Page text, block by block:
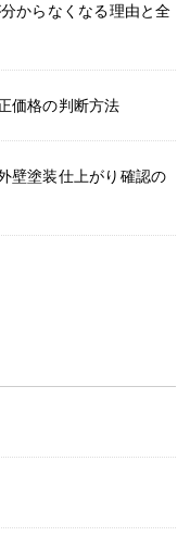
からなくなる理由と全
価格の判断方法
壁塗装仕上がり確認の